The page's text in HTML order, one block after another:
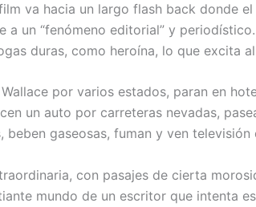
va hacia un largo flash back donde
a un “fenómeno editorial” y
duras, como heroína, lo que excita
por varios estados, paran en
un auto por carreteras nevadas,
beben gaseosas, fuman y ven televisión
con pasajes de cierta
mundo de un escritor que intenta